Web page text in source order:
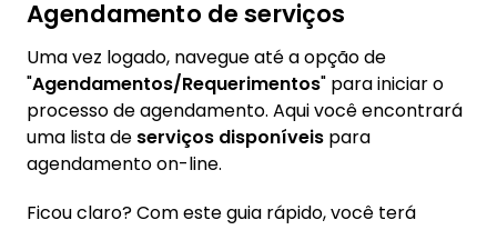
Agendamento de serviços
Uma vez logado, navegue até a opção de
"Agendamentos/Requerimentos" para iniciar o
processo de agendamento. Aqui você encontrará
uma lista de serviços disponíveis para
agendamento on-line.
Ficou claro? Com este guia rápido, você terá